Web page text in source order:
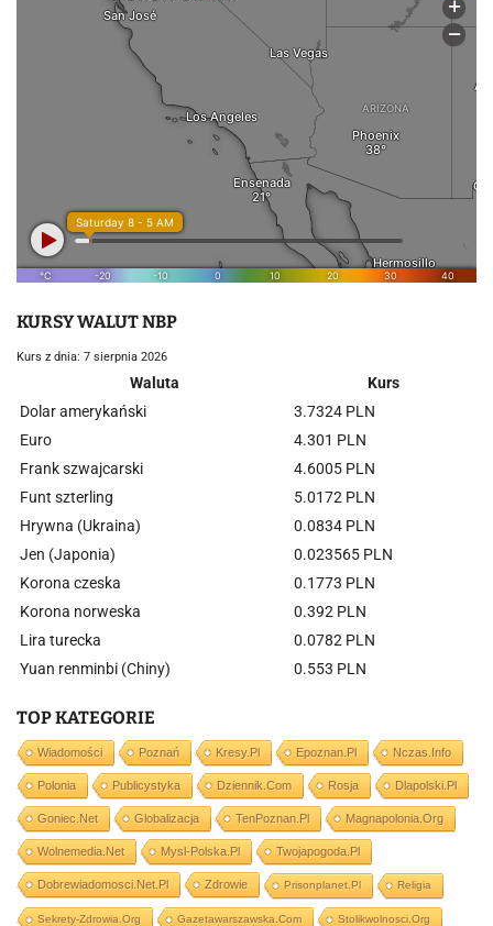
KURSY WALUT NBP
Kurs z dnia: 7 sierpnia 2026
Waluta
Kurs
Dolar amerykański
3.7324 PLN
Euro
4.301 PLN
Frank szwajcarski
4.6005 PLN
Funt szterling
5.0172 PLN
Hrywna (Ukraina)
0.0834 PLN
Jen (Japonia)
0.023565 PLN
Korona czeska
0.1773 PLN
Korona norweska
0.392 PLN
Lira turecka
0.0782 PLN
Yuan renminbi (Chiny)
0.553 PLN
TOP KATEGORIE
Wiadomości Poznań Kresy.pl Epoznan.pl Nczas.info
Polonia Publicystyka Dziennik.com Rosja Dlapolski.pl
Goniec.net Globalizacja TenPoznan.pl Magnapolonia.org
Wolnemedia.net Mysl-Polska.pl Twojapogoda.pl
Dobrewiadomosci.net.pl Zdrowie Prisonplanet.pl Religia
Sekrety-Zdrowia.org Gazetawarszawska.com Stolikwolnosci.org